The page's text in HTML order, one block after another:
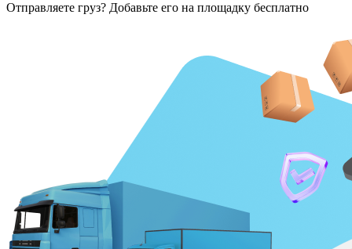
Отправляете груз? Добавьте его на площадку бесплатно